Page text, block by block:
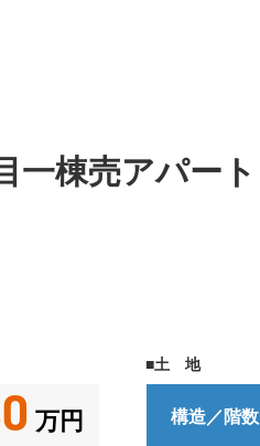
一棟売アパート
万円
■土 地
構造／階数